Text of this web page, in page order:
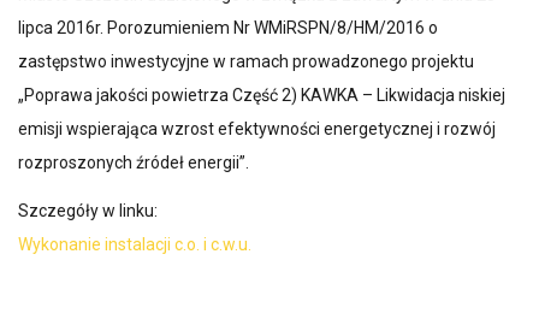
lipca 2016r. Porozumieniem Nr WMiRSPN/8/HM/2016 o
zastępstwo inwestycyjne w ramach prowadzonego projektu
„Poprawa jakości powietrza Część 2) KAWKA – Likwidacja niskiej
emisji wspierająca wzrost efektywności energetycznej i rozwój
rozproszonych źródeł energii”.
Szczegóły w linku:
Wykonanie instalacji c.o. i c.w.u.